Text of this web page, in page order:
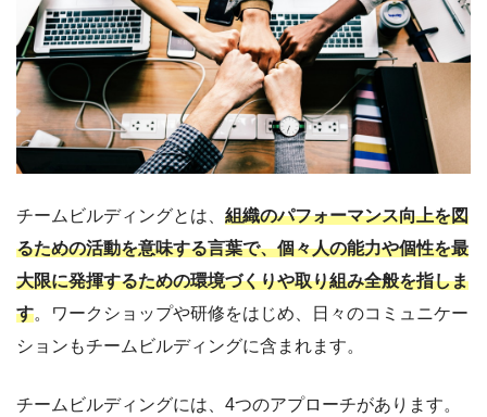
チームビルディングとは、 組織のパフォーマンス向上を図
るための活動を意味する言葉で、個々人の能力や個性を最
大限に発揮するための環境づくりや取り組み全般を指しま
す。ワークショップや研修をはじめ、日々のコミュニケー
ションもチームビルディングに含まれます。
チームビルディングには、4つのアプローチがあります。